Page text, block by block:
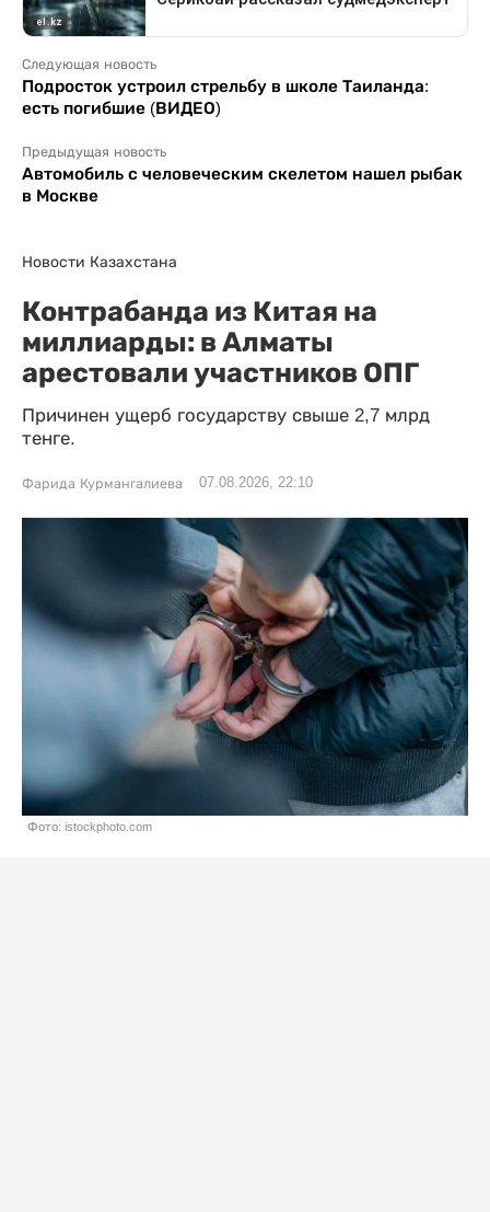
Следующая новость
Подросток устроил стрельбу в школе Таиланда:
есть погибшие (ВИДЕО)
Предыдущая новость
Автомобиль с человеческим скелетом нашел рыбак
в Москве
Новости Казахстана
Контрабанда из Китая на
миллиарды: в Алматы
арестовали участников ОПГ
Причинен ущерб государству свыше 2,7 млрд
тенге.
Фарида Курмангалиева 07.08.2026, 22:10
Фото: istockphoto.com